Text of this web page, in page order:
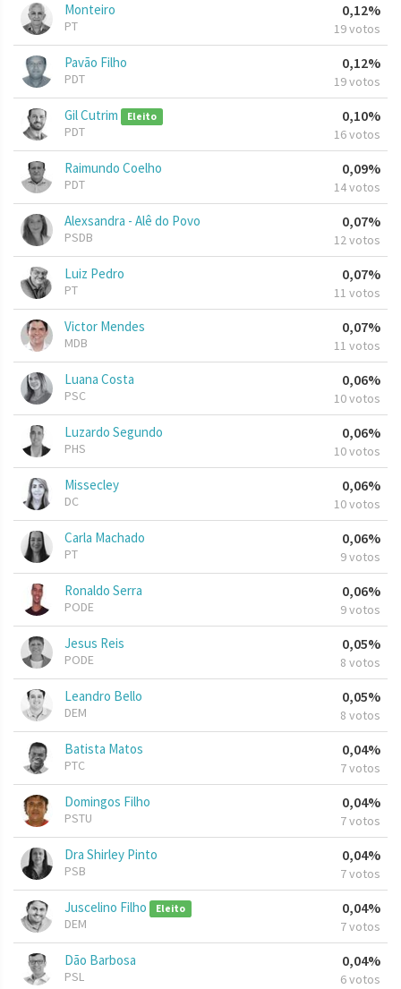
Monteiro
PT
0,12%
19 votos
Pavão Filho
PDT
0,12%
19 votos
Gil Cutrim Eleito
PDT
0,10%
16 votos
Raimundo Coelho
PDT
0,09%
14 votos
Alexsandra - Alê do Povo
PSDB
0,07%
12 votos
Luiz Pedro
PT
0,07%
11 votos
Victor Mendes
MDB
0,07%
11 votos
Luana Costa
PSC
0,06%
10 votos
Luzardo Segundo
PHS
0,06%
10 votos
Missecley
DC
0,06%
10 votos
Carla Machado
PT
0,06%
9 votos
Ronaldo Serra
PODE
0,06%
9 votos
Jesus Reis
PODE
0,05%
8 votos
Leandro Bello
DEM
0,05%
8 votos
Batista Matos
PTC
0,04%
7 votos
Domingos Filho
PSTU
0,04%
7 votos
Dra Shirley Pinto
PSB
0,04%
7 votos
Juscelino Filho Eleito
DEM
0,04%
7 votos
Dão Barbosa
PSL
0,04%
6 votos